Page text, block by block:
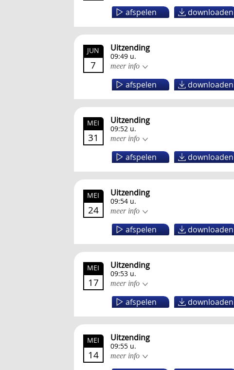
afspelen downloaden
JUN
7
Uitzending
09:49 u.
meer info
afspelen downloaden
MEI
31
Uitzending
09:52 u.
meer info
afspelen downloaden
MEI
24
Uitzending
09:54 u.
meer info
afspelen downloaden
MEI
17
Uitzending
09:53 u.
meer info
afspelen downloaden
MEI
14
Uitzending
09:55 u.
meer info